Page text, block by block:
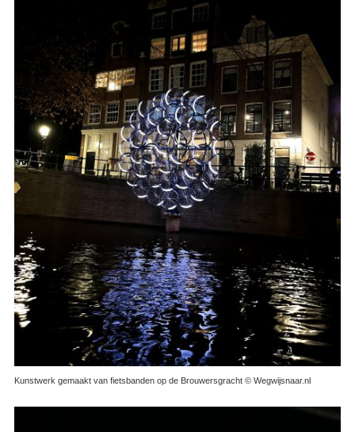
Kunstwerk gemaakt van fietsbanden op de Brouwersgracht © Wegwijsnaar.nl